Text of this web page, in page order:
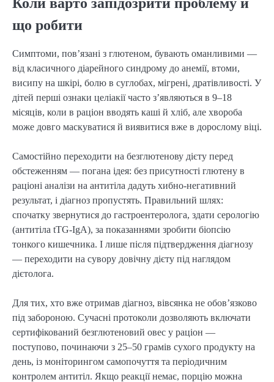
Коли варто запідозрити проблему й
що робити
Симптоми, пов’язані з глютеном, бувають оманливими —
від класичного діарейного синдрому до анемії, втоми,
висипу на шкірі, болю в суглобах, мігрені, дратівливості. У
дітей перші ознаки целіакії часто з’являються в 9–18
місяців, коли в раціон вводять каші й хліб, але хвороба
може довго маскуватися й виявитися вже в дорослому віці.
Самостійно переходити на безглютенову дієту перед
обстеженням — погана ідея: без присутності глютену в
раціоні аналізи на антитіла дадуть хибно-негативний
результат, і діагноз пропустять. Правильний шлях:
спочатку звернутися до гастроентеролога, здати серологію
(антитіла tTG-IgA), за показаннями зробити біопсію
тонкого кишечника. І лише після підтвердження діагнозу
— переходити на сувору довічну дієту під наглядом
дієтолога.
Для тих, хто вже отримав діагноз, вівсянка не обов’язково
під забороною. Сучасні протоколи дозволяють включати
сертифікований безглютеновий овес у раціон —
поступово, починаючи з 25–50 грамів сухого продукту на
день, із моніторингом самопочуття та періодичним
контролем антитіл. Якщо реакції немає, порцію можна